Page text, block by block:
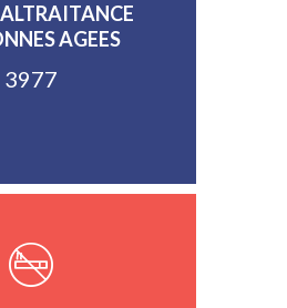
AGEES
3977